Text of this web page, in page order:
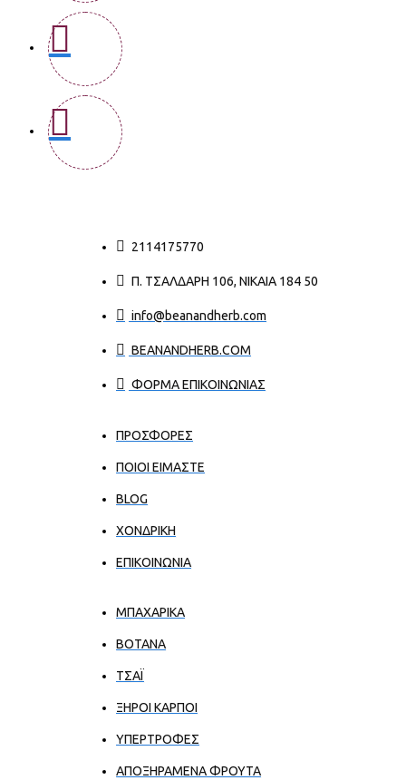
2114175770
Π. ΤΣΑΛΔΆΡΗ 106, ΝΊΚΑΙΑ 184 50
info@beanandherb.com
BEANANDHERB.COM
ΦΟΡΜΑ ΕΠΙΚΟΙΝΩΝΙΑΣ
ΠΡΟΣΦΟΡΕΣ
ΠΟΙΟΙ ΕΊΜΑΣΤΕ
BLOG
ΧΟΝΔΡΙΚΉ
ΕΠΙΚΟΙΝΩΝΊΑ
ΜΠΑΧΑΡΙΚΑ
ΒΟΤΑΝΑ
ΤΣΑΪ
ΞΗΡΟΙ ΚΑΡΠΟΙ
ΥΠΕΡΤΡΟΦΕΣ
ΑΠΟΞΗΡΑΜΕΝΑ ΦΡΟΥΤΑ